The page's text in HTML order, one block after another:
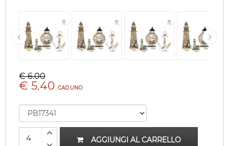
€ 6.00
€ 5.40 CAD.UNO
AGGIUNGI AL CARRELLO